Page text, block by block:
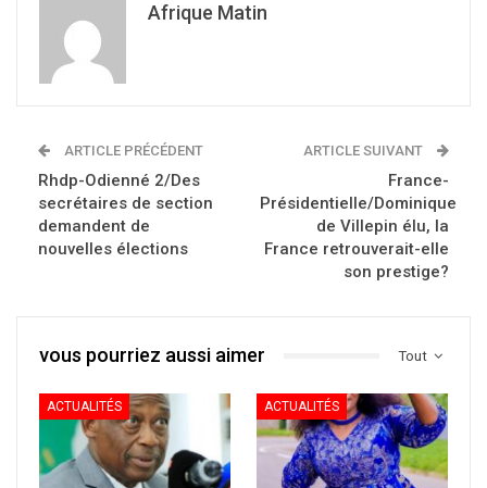
Afrique Matin
ARTICLE PRÉCÉDENT
Rhdp-Odienné 2/Des
secrétaires de section
demandent de
nouvelles élections
ARTICLE SUIVANT
France-
Présidentielle/Dominique
de Villepin élu, la
France retrouverait-elle
son prestige?
Tout
vous pourriez aussi aimer
ACTUALITÉS ACTUALITÉS